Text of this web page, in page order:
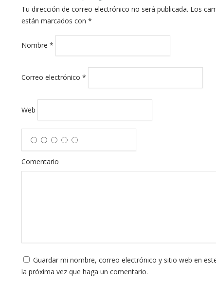
Tu dirección de correo electrónico no será publicada. Los
están marcados con *
Nombre *
Correo electrónico *
Web
Comentario
Guardar mi nombre, correo electrónico y sitio web en
la próxima vez que haga un comentario.